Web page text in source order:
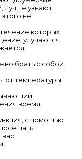
лучше узнают
не
которых
улучаются
брать с собой
от температуры
время.
с помощью